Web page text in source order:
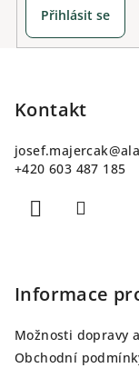
Přihlásit se
Kontakt
josef.majercak@
+420 603 487 185
Informace
Možnosti dopravy
Obchodní